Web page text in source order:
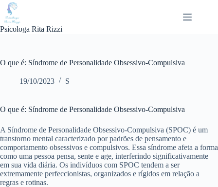
Pular
para
conteúdo
Psicologa Rita Rizzi
O que é: Síndrome de Personalidade Obsessivo-Compulsiva
19/10/2023 S
O que é: Síndrome de Personalidade Obsessivo-Compulsiva
A Síndrome de Personalidade Obsessivo-Compulsiva (SPOC) é um
transtorno mental caracterizado por padrões de pensamento e
comportamento obsessivos e compulsivos. Essa síndrome afeta a forma
como uma pessoa pensa, sente e age, interferindo significativamente
em sua vida diária. Os indivíduos com SPOC tendem a ser
extremamente perfeccionistas, organizados e rígidos em relação a
regras e rotinas.